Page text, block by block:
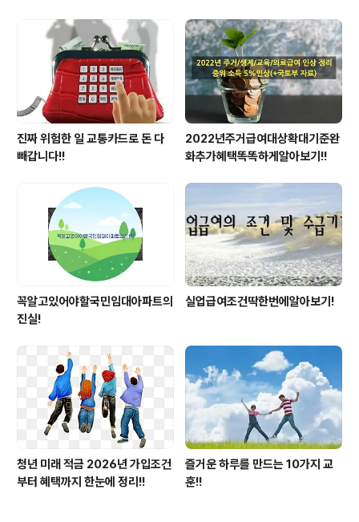
진짜 위험한 일 교통카드로 돈 다
빼갑니다!!
2022년주거급여대상확대기준완
화추가혜택똑똑하게알아보기!!
꼭알고있어야할국민임대아파트의
진실!
실업급여조건딱한번에알아보기!
청년 미래 적금 2026년 가입조건
부터 혜택까지 한눈에 정리!!
즐거운 하루를 만드는 10가지 교
훈!!